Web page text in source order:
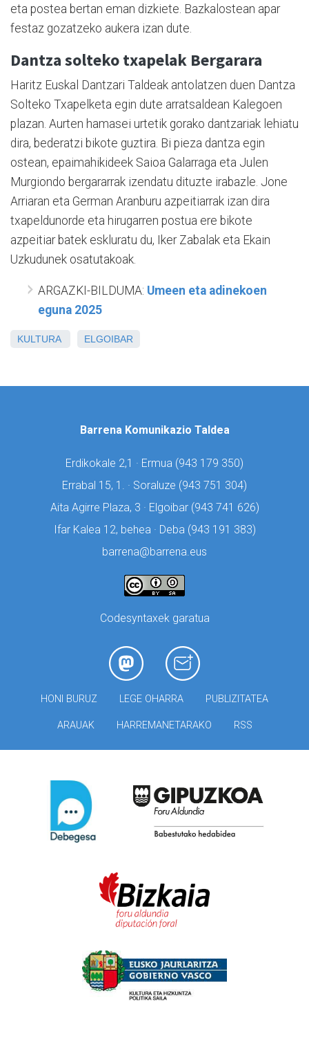
eta postea bertan eman dizkiete. Bazkalostean apar
festaz gozatzeko aukera izan dute.
Dantza solteko txapelak Bergarara
Haritz Euskal Dantzari Taldeak antolatzen duen Dantza
Solteko Txapelketa egin dute arratsaldean Kalegoen
plazan. Aurten hamasei urtetik gorako dantzariak lehiatu
dira, bederatzi bikote guztira. Bi pieza dantza egin
ostean, epaimahikideek Saioa Galarraga eta Julen
Murgiondo bergararrak izendatu dituzte irabazle. Jone
Arriaran eta German Aranburu azpeitiarrak izan dira
txapeldunorde eta hirugarren postua ere bikote
azpeitiar batek eskluratu du, Iker Zabalak eta Ekain
Uzkudunek osatutakoak.
ARGAZKI-BILDUMA: Umeen eta adinekoen
eguna 2025
KULTURA ELGOIBAR
Barrena Komunikazio Taldea
Erdikokale 2,1 · Ermua (943 179 350)
Errabal 15, 1. · Soraluze (943 751 304)
Aita Agirre Plaza, 3 · Elgoibar (943 741 626)
Ifar Kalea 12, behea · Deba (943 191 383)
barrena@barrena.eus
Codesyntaxek garatua
HONI BURUZ LEGE OHARRA PUBLIZITATEA
ARAUAK HARREMANETARAKO RSS